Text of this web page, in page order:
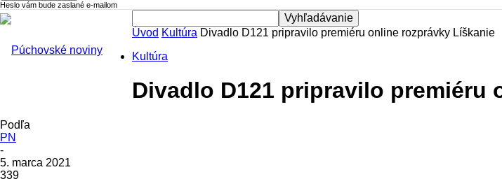
Heslo vám bude zaslané e-mailom
Púchovské
Úvod Kultúra Divadlo D121 pripravilo premiéru online rozprávky Líškanie
Kultúra
Divadlo D121 pripravilo premiéru
Podľa
PN
-
5. marca 2021
339